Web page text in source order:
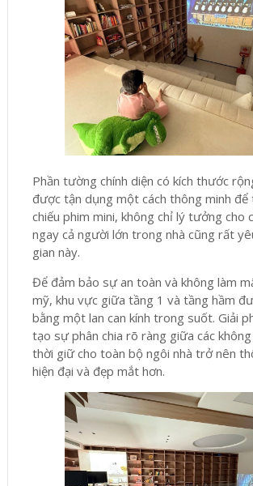
Phần tường chính diện có kích thước
được tận dụng một cách thông minh để
chiếu phim mini, không chỉ lý tưởng cho
ngay cả người lớn trong nhà cũng rất
gian này.
Để đảm bảo sự an toàn và không làm
mỹ, khu vực giữa tầng 1 và tầng hầm
bằng một lan can kính trong suốt. Giải
tạo sự phân chia rõ ràng giữa các
thời giữ cho toàn bộ ngôi nhà trở nên
hiện đại và đẹp mắt hơn.